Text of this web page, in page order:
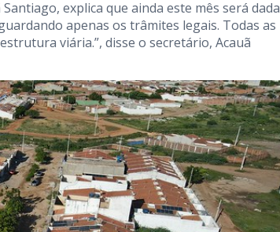
explica que ainda este mês será dada
apenas os trâmites legais. Todas as
viária.”, disse o secretário, Acauã